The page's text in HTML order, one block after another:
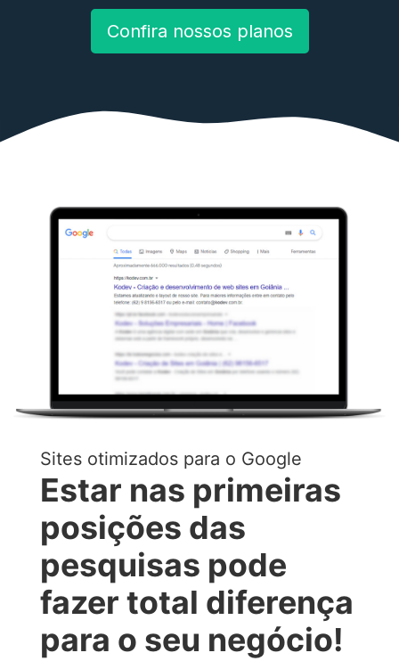
Confira nossos planos
Sites otimizados para o Google
Estar nas primeiras
posições das
pesquisas pode
fazer total diferença
para o seu negócio!